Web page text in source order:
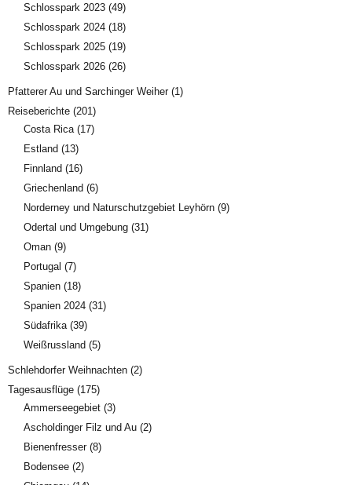
Schlosspark 2023 (49)
Schlosspark 2024 (18)
Schlosspark 2025 (19)
Schlosspark 2026 (26)
Pfatterer Au und Sarchinger Weiher(1)
Reiseberichte (201)
Costa Rica (17)
Estland (13)
Finnland (16)
Griechenland (6)
Norderney und Naturschutzgebiet Leyhörn (9)
Odertal und Umgebung (31)
Oman (9)
Portugal (7)
Spanien (18)
Spanien 2024 (31)
Südafrika (39)
Weißrussland (5)
Schlehdorfer Weihnachten (2)
Tagesausflüge (175)
Ammerseegebiet (3)
Ascholdinger Filz und Au (2)
Bienenfresser(8)
Bodensee (2)